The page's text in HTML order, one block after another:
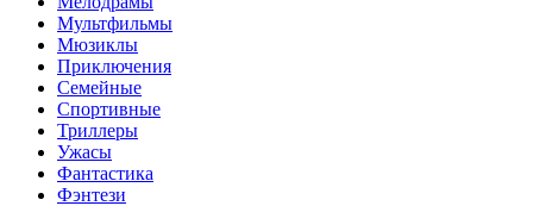
Мультфильмы
Мюзиклы
Приключения
Семейные
Спортивные
Триллеры
Ужасы
Фантастика
Фэнтези